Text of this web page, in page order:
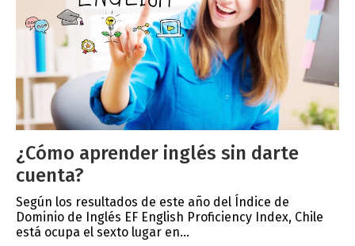
¿Cómo aprender inglés sin darte
cuenta?
Según los resultados de este año del Índice de
Dominio de Inglés EF English Proficiency Index, Chile
está ocupa el sexto lugar en...